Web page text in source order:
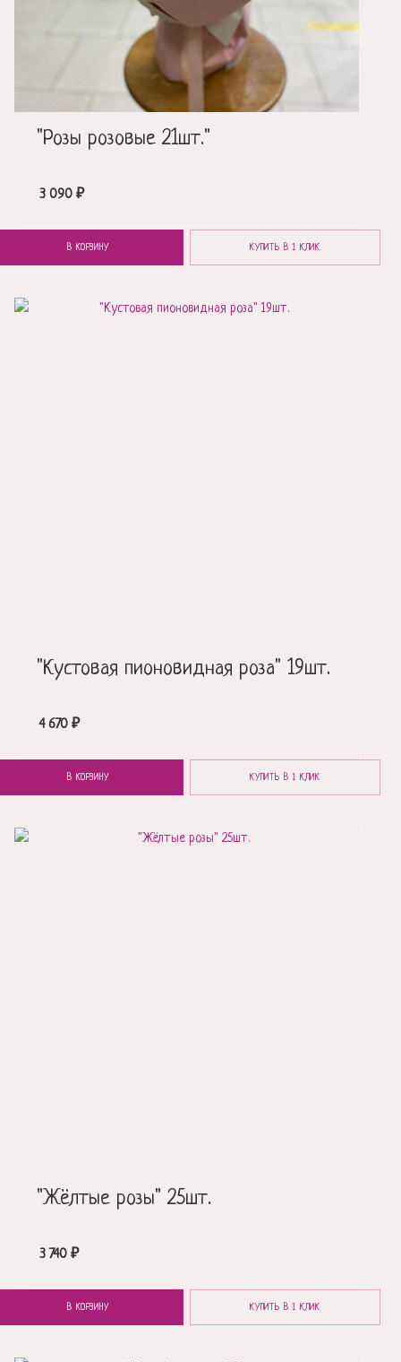
"Розы розовые 21шт."
3 090 ₽
В КОРЗИНУ КУПИТЬ В 1 КЛИК
"Кустовая пионовидная роза" 19шт.
4 670 ₽
В КОРЗИНУ КУПИТЬ В 1 КЛИК
"Жёлтые розы" 25шт.
3 740 ₽
В КОРЗИНУ КУПИТЬ В 1 КЛИК